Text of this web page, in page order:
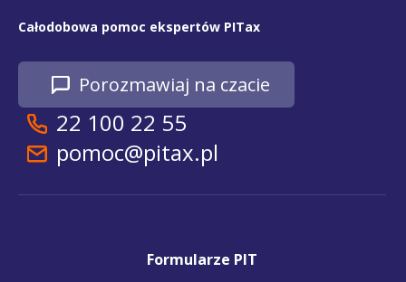
Całodobowa pomoc ekspertów PITax
Porozmawiaj na czacie
22 100 22 55
pomoc@pitax.pl
Formularze PIT